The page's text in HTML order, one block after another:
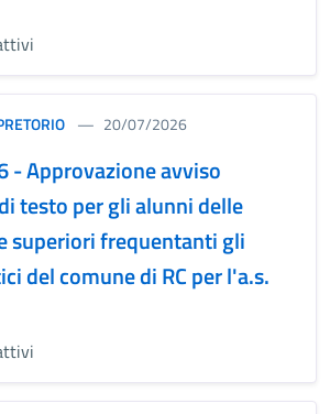
20/07/2026
- Approvazione avviso
testo per gli alunni delle
superiori frequentanti gli
del comune di RC per l'a.s.